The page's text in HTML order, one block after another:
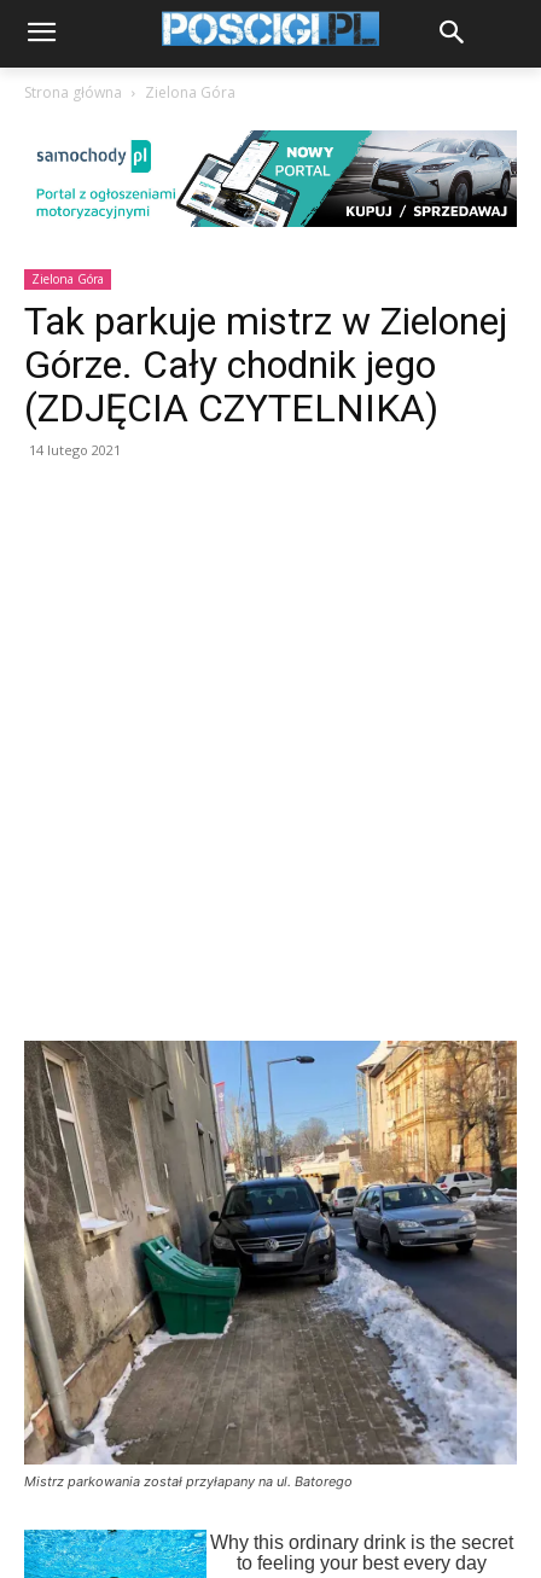
Strona główna Zielona Góra
Zielona Góra
Tak parkuje mistrz w Zielonej
Górze. Cały chodnik jego
(ZDJĘCIA CZYTELNIKA)
14 lutego 2021
Mistrz parkowania został przyłapany na ul. Batorego